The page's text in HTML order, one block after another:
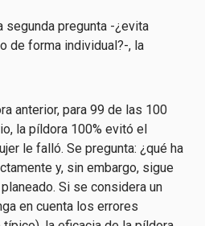
pregunta -¿evita
de forma individual?-, la
anterior, para 99 de las 100
la píldora 100% evitó el
le falló. Se pregunta: ¿qué ha
y, sin embargo, sigue
Si se considera un
en cuenta los errores